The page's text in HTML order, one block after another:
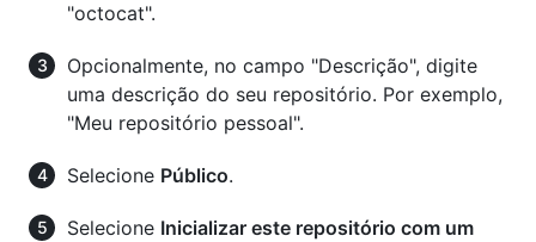
"octocat".
Opcionalmente, no campo "Descrição", digite
uma descrição do seu repositório. Por exemplo,
"Meu repositório pessoal".
Selecione Público.
Selecione Inicializar este repositório com um